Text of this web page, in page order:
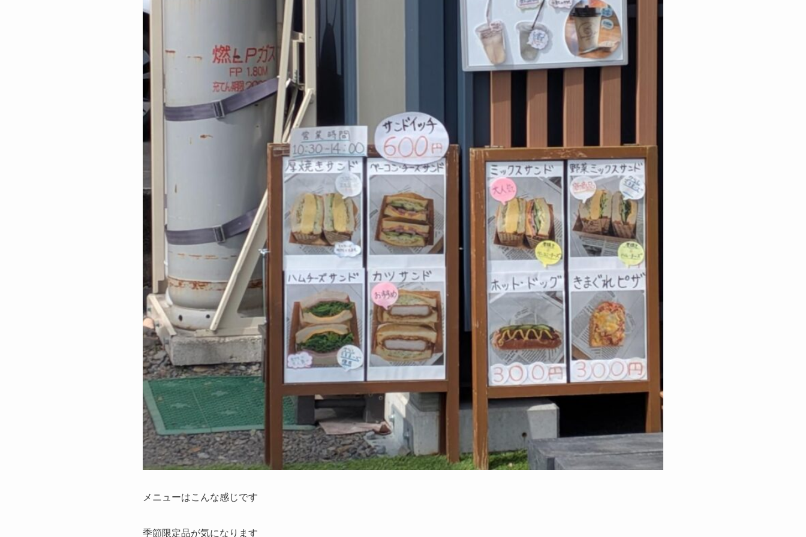
メニューはこんな感じです
季節限定品が気になります